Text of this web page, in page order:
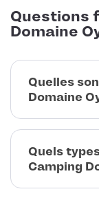
Questions
Domaine
Quelles
Domaine
Quels
Camping